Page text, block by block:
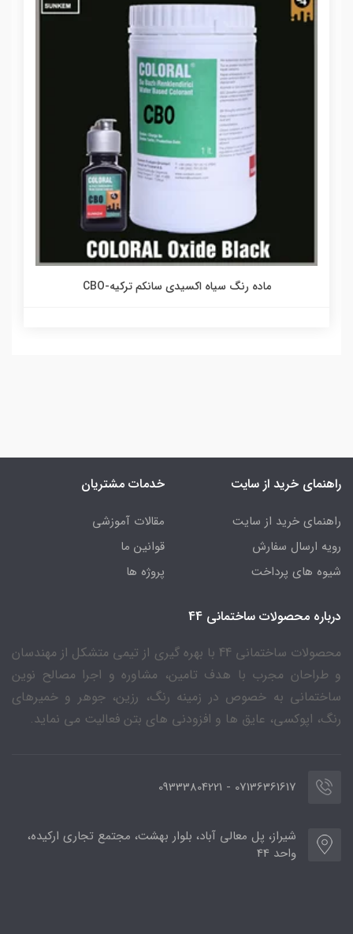
ماده رنگ سیاه اکسیدی سانکم ترکیه-CBO
راهنمای خرید از سایت
راهنمای خرید از سایت
رویه ارسال سفارش
شیوه های پرداخت
خدمات مشتریان
مقالات آموزشی
قوانین ما
پروژه ها
درباره محصولات ساختمانی 44
محصولات ساختمانی 44 با بهره گیری از تیمی متشکل از مهندسان
و طراحان مجرب با هدف تامین، مشاوره و اجرا مصالح نوین
ساختمانی به خصوص در زمینه رنگ، رزین، جوهر و خمیرهای
رنگ، اپوکسی، عایق ها و افزودنی های بتن فعالیت می نماید.
07136361617 - 09333804221
شیراز، پل معالی آباد، بلوار بهشت، مجتمع تجاری ارکیده،
واحد 44